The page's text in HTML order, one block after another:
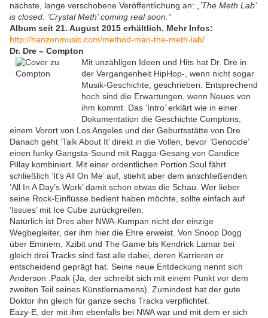
nächste, lange verschobene Veröffentlichung an:
„’The Meth Lab’
is closed. ’Crystal Meth’ coming real soon.“
Album seit 21. August 2015 erhältlich. Mehr Infos:
http://hanzonmusic.com/method-man-the-meth-lab/
Dr. Dre – Compton
Mit unzähligen Ideen und Hits hat Dr. Dre in
der Vergangenheit HipHop-, wenn nicht sogar
Musik-Geschichte, geschrieben. Entsprechend
hoch sind die Erwartungen, wenn Neues von
ihm kommt. Das ’Intro’ erklärt wie in einer
Dokumentation die Geschichte Comptons,
einem Vorort von Los Angeles und der Geburtsstätte von Dre.
Danach geht ’Talk About It’ direkt in die Vollen, bevor ’Genocide’
einen funky Gangsta-Sound mit Ragga-Gesang von Candice
Pillay kombiniert. Mit einer ordentlichen Portion Soul fährt
schließlich ’It’s All On Me’ auf, stiehlt aber dem anschließenden
’All In A Day’s Work’ damit schon etwas die Schau. Wer lieber
seine Rock-Einflüsse bedient haben möchte, sollte einfach auf
’Issues’ mit Ice Cube zurückgreifen.
Natürlich ist Dres alter NWA-Kumpan nicht der einzige
Wegbegleiter, der ihm hier die Ehre erweist. Von Snoop Dogg
über Eminem, Xzibit und The Game bis Kendrick Lamar bei
gleich drei Tracks sind fast alle dabei, deren Karrieren er
entscheidend geprägt hat. Seine neue Entdeckung nennt sich
Anderson .Paak (Ja, der schreibt sich mit einem Punkt vor dem
zweiten Teil seines Künstlernamens). Zumindest hat der gute
Doktor ihn gleich für ganze sechs Tracks verpflichtet.
Eazy-E, der mit ihm ebenfalls bei NWA war und mit dem er sich